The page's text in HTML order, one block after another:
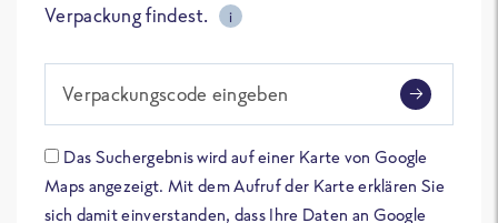
Verpackung findest.
i
Verpackungscode eingeben
Das Suchergebnis wird auf einer Karte von Google
Maps angezeigt. Mit dem Aufruf der Karte erklären Sie
sich damit einverstanden, dass Ihre Daten an Google